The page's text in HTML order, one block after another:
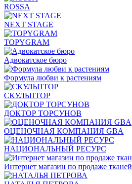
ROSSA
NEXT STAGE
TOPYGRAM
Адвокатское бюро
Формула любви к растениям
СКУЛЬПТОР
ДОКТОР ТОРСУНОВ
ОЦЕНОЧНАЯ КОМПАНИЯ GBA
НАЦИОНАЛЬНЫЙ РЕСУРС
Интернет магазин по продаже тканей